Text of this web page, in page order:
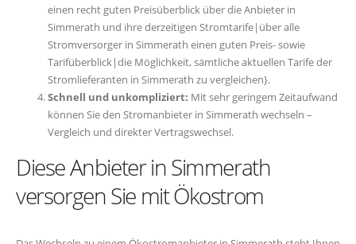
einen recht guten Preisüberblick über die Anbieter in
Simmerath und ihre derzeitigen Stromtarife|über alle
Stromversorger in Simmerath einen guten Preis- sowie
Tarifüberblick|die Möglichkeit, sämtliche aktuellen Tarife der
Stromlieferanten in Simmerath zu vergleichen}.
Schnell und unkompliziert: Mit sehr geringem Zeitaufwand
können Sie den Stromanbieter in Simmerath wechseln –
Vergleich und direkter Vertragswechsel.
Diese Anbieter in Simmerath
versorgen Sie mit Ökostrom